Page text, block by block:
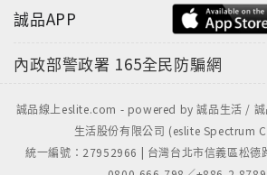
誠品APP
內政部警政署 165全民防騙網
誠品線上eslite.com - powered by 誠品生活 /
生活股份有限公司 (eslite Spectrum
統一編號：27952966 | 台灣台北市信義區松德